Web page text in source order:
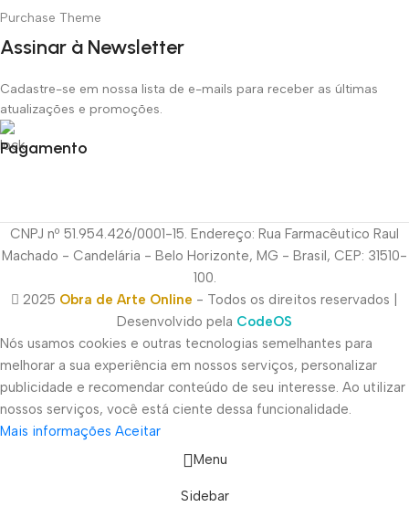
Purchase Theme
Assinar à Newsletter
Cadastre-se em nossa lista de e-mails para receber as últimas
atualizações e promoções.
Pagamento
CNPJ nº 51.954.426/0001-15. Endereço: Rua Farmacêutico Raul
Machado - Candelária - Belo Horizonte, MG - Brasil, CEP: 31510-
100.
2025 Obra de Arte Online - Todos os direitos reservados |
Desenvolvido pela CodeOS
Nós usamos cookies e outras tecnologias semelhantes para
melhorar a sua experiência em nossos serviços, personalizar
publicidade e recomendar conteúdo de seu interesse. Ao utilizar
nossos serviços, você está ciente dessa funcionalidade.
Mais informações Aceitar
Menu
Sidebar